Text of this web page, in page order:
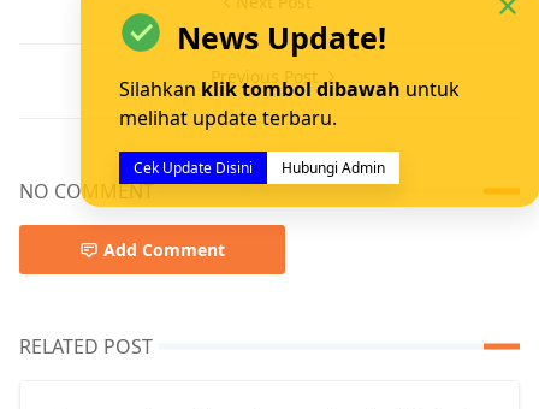
Previous Post
NO COMMENT
Add Comment
RELATED POST
News Update!
Silahkan klik tombol dibawah untuk
melihat update terbaru.
Cek Update Disini Hubungi Admin